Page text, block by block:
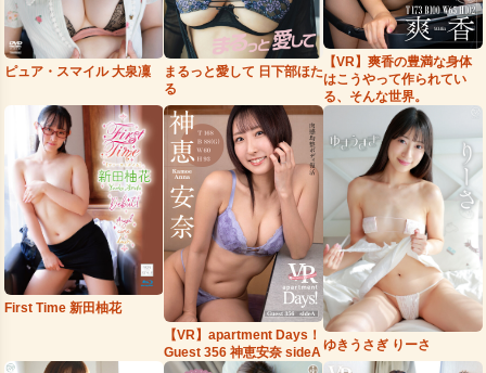
ピュア・スマイル 大泉凜
まるっと愛して 日下部ほた
る
【VR】爽香の豊満な身体
はこうやって作られてい
る、そんな世界。
First Time 新田柚花
【VR】apartment Days！
Guest 356 神恵安奈 sideA
ゆきうさぎ りーさ